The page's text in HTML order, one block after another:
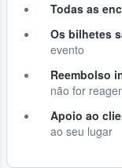
Todas as
Os bilhetes
evento
Reembolso
não for
Apoio ao
ao seu lugar